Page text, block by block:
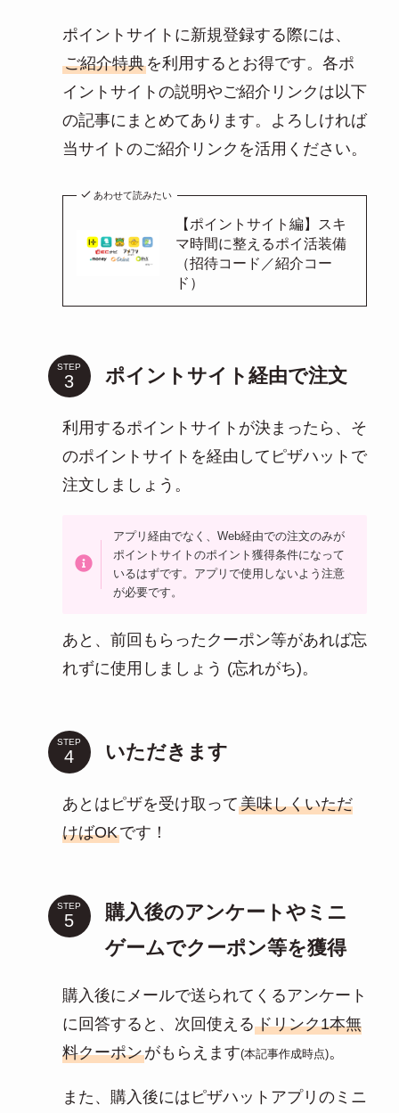
ポイントサイトに新規登録する際には、
ご紹介特典を利用するとお得です。各ポ
イントサイトの説明やご紹介リンクは以下
の記事にまとめてあります。よろしければ
当サイトのご紹介リンクを活用ください。
あわせて読みたい
【ポイントサイト編】スキ
マ時間に整えるポイ活装備
（招待コード／紹介コー
ド）
STEP ポイントサイト経由で注文
利用するポイントサイトが決まったら、そ
のポイントサイトを経由してピザハットで
注文しましょう。
アプリ経由でなく、Web経由での注文のみが
ポイントサイトのポイント獲得条件になって
いるはずです。アプリで使用しないよう注意
が必要です。
あと、前回もらったクーポン等があれば忘
れずに使用しましょう (忘れがち)。
STEP いただきます
あとはピザを受け取って美味しくいただ
けばOKです！
STEP
購入後のアンケートやミニ
ゲームでクーポン等を獲得
購入後にメールで送られてくるアンケート
に回答すると、次回使えるドリンク1本無
料クーポンがもらえます(本記事作成時点)。
また、購入後にはピザハットアプリのミニ